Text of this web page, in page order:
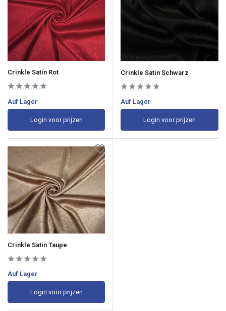
Crinkle Satin Rot
Auf Lager
Login voor prijzen
Crinkle Satin Schwarz
Auf Lager
Login voor prijzen
Crinkle Satin Taupe
Auf Lager
Login voor prijzen